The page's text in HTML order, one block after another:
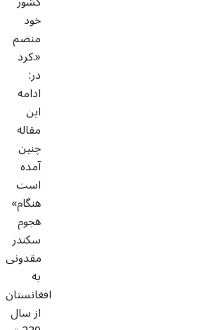
خود
منضم
کرد.»
:در
ادامه
این
مقاله
چنین
آمده
است
«هنگام
هجوم
سکندر
مقدونی
به
افغانستان
از سال